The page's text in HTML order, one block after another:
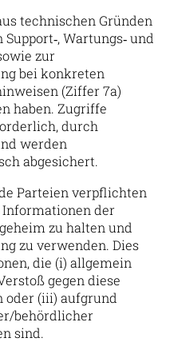
technischen Gründen
Wartungs‑ und
zur
bei konkreten
(Ziffer 7a)
haben. Zugriffe
durch
werden
abgesichert.
Parteien verpflichten
der
zu halten und
zu verwenden. Dies
die (i) allgemein
gegen diese
(iii) aufgrund
behördlicher
sind.